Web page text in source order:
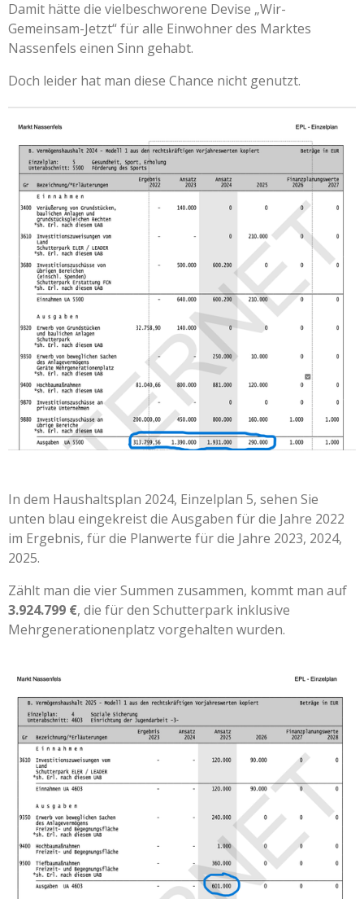
Damit hätte die vielbeschworene Devise „Wir-
Gemeinsam-Jetzt“ für alle Einwohner des Marktes
Nassenfels einen Sinn gehabt.
Doch leider hat man diese Chance nicht genutzt.
In dem Haushaltsplan 2024, Einzelplan 5, sehen Sie
unten blau eingekreist die Ausgaben für die Jahre 2022
im Ergebnis, für die Planwerte für die Jahre 2023, 2024,
2025.
Zählt man die vier Summen zusammen, kommt man auf
3.924.799 €, die für den Schutterpark inklusive
Mehrgenerationenplatz vorgehalten wurden.